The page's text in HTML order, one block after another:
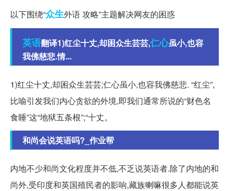
以下围绕“众生外语 攻略”主题解决网友的困惑
英语翻译1)红尘十丈,却困众生芸芸,仁心虽小,也容
我佛慈悲.情...
1)红尘十丈,却困众生芸芸;仁心虽小,也容我佛慈悲. “红尘”,
比喻引发我们内心贪欲的外境,即我们通常所说的“财色名
食睡”这“地狱五条根”;“十丈。
和尚会说英语吗?_作业帮
内地不少和尚文化程度并不低,不乏说英语者.除了内地的和
尚外,受印度和英国殖民者的影响,藏族喇嘛很多人都能说英